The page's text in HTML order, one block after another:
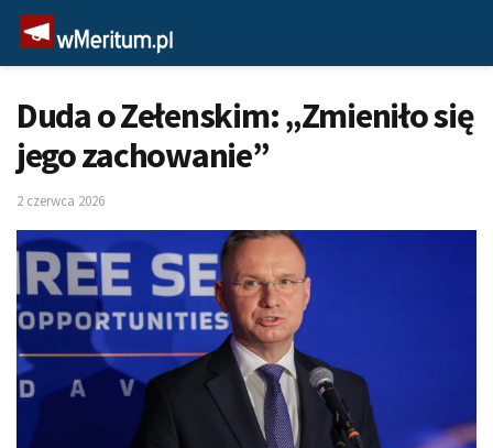
Duda o Zełenskim: „Zmieniło się
jego zachowanie”
2 czerwca 2026